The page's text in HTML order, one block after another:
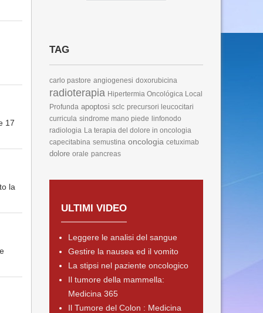
17
la
TAG
carlo pastore angiogenesi doxorubicina
radioterapia Hipertermia Oncológica Local
Profunda apoptosi sclc precursori leucocitari
curricula sindrome mano piede linfonodo
radiologia La terapia del dolore in oncologia
capecitabina semustina oncologia cetuximab
dolore orale pancreas
ULTIMI VIDEO
Leggere le analisi del sangue
Gestire la nausea ed il vomito
La stipsi nel paziente oncologico
Il tumore della mammella:
Medicina 365
Il Tumore del Colon : Medicina